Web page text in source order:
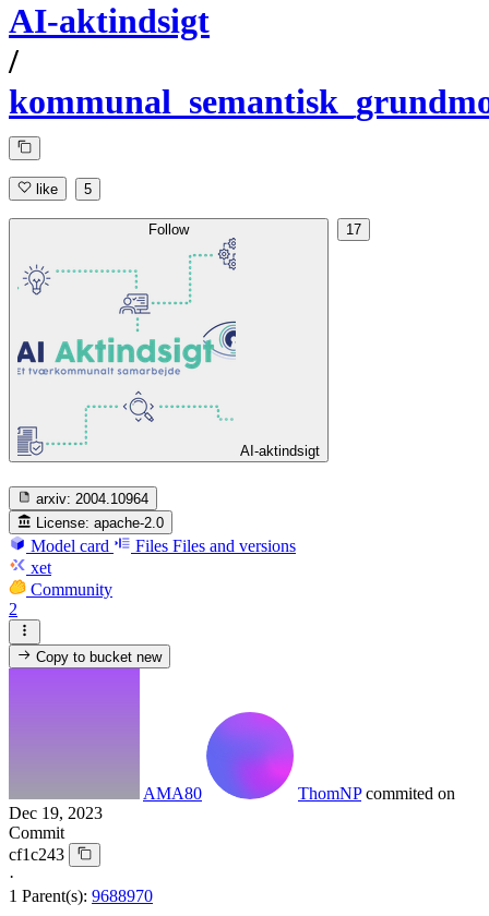
AI-aktindsigt
/
like 5
Follow
AI-aktindsigt
17
arxiv: 2004.10964
License: apache-2.0
Model card Files Files and versions
xet
Community
2
Copy to bucketnew
AMA80 ThomNP commited on
Dec 19, 2023
Commit
cf1c243
·
1 Parent(s): 9688970